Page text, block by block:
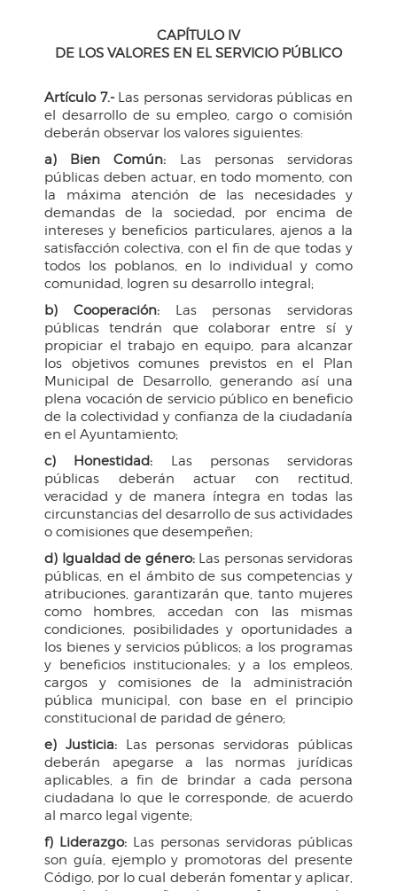
CAPÍTULO IV
DE LOS VALORES EN EL SERVICIO PÚBLICO
Artículo 7.-Las personas servidoras públicas en
el desarrollo de su empleo, cargo o comisión
deberán observar los valores siguientes:
a) Bien Común: Las personas servidoras
públicas deben actuar, en todo momento, con
la máxima atención de las necesidades y
demandas de la sociedad, por encima de
intereses y beneficios particulares, ajenos a la
satisfacción colectiva, con el fin de que todas y
todos los poblanos, en lo individual y como
comunidad, logren su desarrollo integral;
b) Cooperación:Las personas servidoras
públicas tendrán que colaborar entre sí y
propiciar el trabajo en equipo, para alcanzar
los objetivos comunes previstos en el Plan
Municipal de Desarrollo, generando así una
plena vocación de servicio público en beneficio
de la colectividad y confianza de la ciudadanía
en el Ayuntamiento;
c) Honestidad: Las personas servidoras
públicas deberán actuar con rectitud,
veracidad y de manera íntegra en todas las
circunstancias del desarrollo de sus actividades
o comisiones que desempeñen;
d) Igualdad de género:Las personas servidoras
públicas, en el ámbito de sus competencias y
atribuciones, garantizarán que, tanto mujeres
como hombres, accedan con las mismas
condiciones, posibilidades y oportunidades a
los bienes y servicios públicos; a los programas
y beneficios institucionales; y a los empleos,
cargos y comisiones de la administración
pública municipal, con base en el principio
constitucional de paridad de género;
e) Justicia:Las personas servidoras públicas
deberán apegarse a las normas jurídicas
aplicables, a fin de brindar a cada persona
ciudadana lo que le corresponde, de acuerdo
al marco legal vigente;
f) Liderazgo: Las personas servidoras públicas
son guía, ejemplo y promotoras del presente
Código, por lo cual deberán fomentar y aplicar,